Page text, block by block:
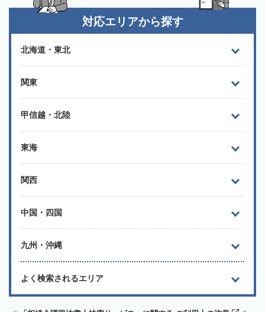
対応エリアから探す
北海道・東北
関東
甲信越・北陸
東海
関西
中国・四国
九州・沖縄
よく検索されるエリア